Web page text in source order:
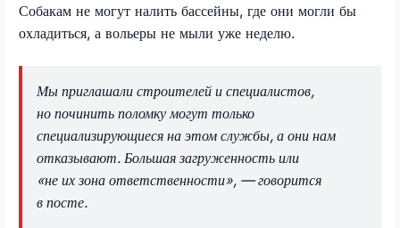
Собакам не могут налить бассейны, где они могли бы
охладиться, а вольеры не мыли уже неделю.
Мы приглашали строителей и специалистов,
но починить поломку могут только
специализирующиеся на этом службы, а они нам
отказывают. Большая загруженность или
«не их зона ответственности», — говорится
в посте.